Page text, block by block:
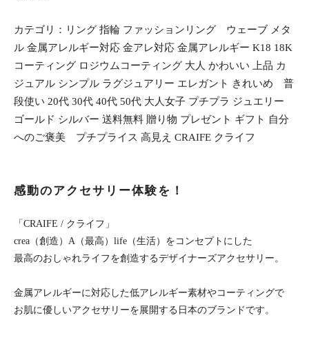
カテゴリ：リング 指輪 ファッションリング ウェーブ メタ
ル 金属アレルギー対応 金アレ対応 金属アレルギー K18 18K
コーティング ロジウムコーティング 大人 かわいい 上品 カ
ジュアル シンプル ラグジュアリー エレガント きれいめ 普
段使い 20代 30代 40代 50代 大人女子 プチプラ ジュエリー
ゴールド シルバー 送料無料 贈り物 プレゼント ギフト 自分
へのご褒美 プチプライス 高見え CRAIFE クライフ
感動のアクセサリー体験を！
「CRAIFE / クライフ」
crea（創造）A（最高）life（生活）をコンセプトにした
最高のおしゃれライフを創造するデザイナーズアクセサリー。
金属アレルギーに対応した低アレルギー素材やコーティングで
お肌に優しいアクセサリーを展開する日本のブランドです。